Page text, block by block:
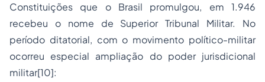
Constituições que o Brasil promulgou, em 1.946
recebeu o nome de Superior Tribunal Militar. No
período ditatorial, com o movimento político-militar
ocorreu especial ampliação do poder jurisdicional
militar[10]: